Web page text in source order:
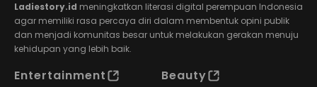
Ladiestory.id meningkatkan literasi digital perempuan Indonesia
agar memiliki rasa percaya diri dalam membentuk opini publik
dan menjadi komunitas besar untuk melakukan gerakan menuju
kehidupan yang lebih baik.
Entertainment
Beauty